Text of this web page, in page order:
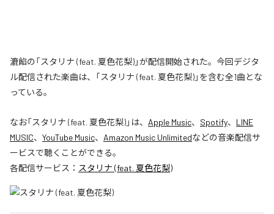
漉餡の「スタリナ (feat. 夏色花梨)」が配信開始された。今回デジタ
ル配信された楽曲は、「スタリナ (feat. 夏色花梨)」を含む全1曲とな
っている。
なお「スタリナ (feat. 夏色花梨)」は、 Apple Music、 Spotify、 LINE
MUSIC、 YouTube Music、 Amazon Music Unlimitedなどの音楽配信サ
ービスで聴くことができる。
各配信サービス： スタリナ (feat. 夏色花梨)